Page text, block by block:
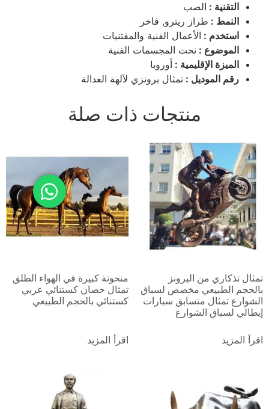
التقنية : الصب
النمط : طراز ريترو, فاخر
استخدم : الأعمال الفنية والمقتنيات
الموضوع : نحت المجسمات الفنية
الميزة الإقليمية : أوروبا
رقم الموديل : تمثال برونزي لآلهة العدالة
منتجات ذات صلة
تمثال تذكاري من البرونز
بالحجم الطبيعي مخصص لسباق
الشوارع تمثال متسابق سيارات
إيطالي لسباق الشوارع
اقرأ المزيد
منحوتة كبيرة في الهواء الطلق
تمثال حصان كستنائي عربي
كستنائي بالحجم الطبيعي
اقرأ المزيد